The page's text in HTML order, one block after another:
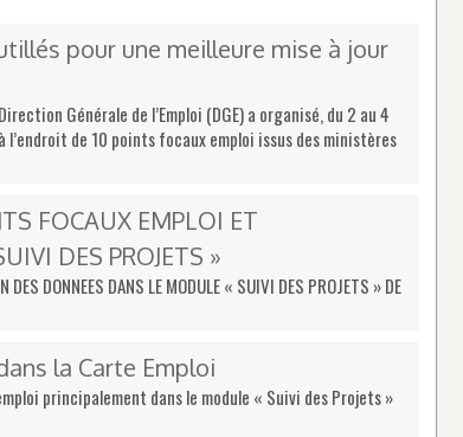
pour une meilleure mise à jour
Générale de l’Emploi (DGE) a organisé, du 2 au 4
de 10 points focaux emploi issus des ministères
FOCAUX EMPLOI ET
DES PROJETS »
DES DONNEES DANS LE MODULE « SUIVI DES PROJETS » DE
la Carte Emploi
principalement dans le module « Suivi des Projets »